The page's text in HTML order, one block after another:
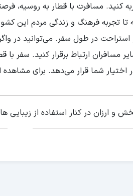
کنید. مسافرت با قطار به روسیه،
تجربه فرهنگ و زندگی مردم این
در طول سفر. می‌توانید در
مسافران ارتباط برقرار کنید. سفر
شما قرار می‌دهد. برای مشاهده
و ارزان در کنار استفاده از زیبایی